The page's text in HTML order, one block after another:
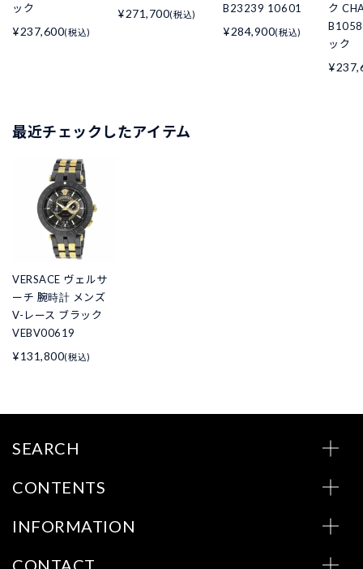
ック
¥237,600(税込)
¥271,700(税込)
B23239 10601
¥284,900(税込)
ク
ック
最近チェックしたアイテム
VERSACE ヴェルサ
ーチ 腕時計 メンズ
V-レース ブラック
VEBV00619
¥131,800(税込)
SEARCH
CONTENTS
INFORMATION
CONTACT